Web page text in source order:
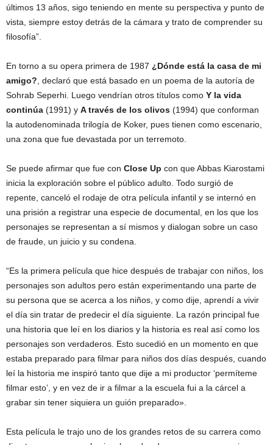
últimos 13 años, sigo teniendo en mente su perspectiva y punto de
vista, siempre estoy detrás de la cámara y trato de comprender su
filosofía”.
En torno a su opera primera de 1987 ¿Dónde está la casa de mi
amigo?, declaró que está basado en un poema de la autoría de
Sohrab Seperhi. Luego vendrían otros títulos como Y la vida
continúa (1991) y A través de los olivos (1994) que conforman
la autodenominada trilogía de Koker, pues tienen como escenario,
una zona que fue devastada por un terremoto.
Se puede afirmar que fue con Close Up con que Abbas Kiarostami
inicia la exploración sobre el público adulto. Todo surgió de
repente, canceló el rodaje de otra película infantil y se internó en
una prisión a registrar una especie de documental, en los que los
personajes se representan a sí mismos y dialogan sobre un caso
de fraude, un juicio y su condena.
“Es la primera película que hice después de trabajar con niños, los
personajes son adultos pero están experimentando una parte de
su persona que se acerca a los niños, y como dije, aprendí a vivir
el día sin tratar de predecir el día siguiente. La razón principal fue
una historia que leí en los diarios y la historia es real así como los
personajes son verdaderos. Esto sucedió en un momento en que
estaba preparado para filmar para niños dos días después, cuando
leí la historia me inspiró tanto que dije a mi productor ‘permíteme
filmar esto’, y en vez de ir a filmar a la escuela fui a la cárcel a
grabar sin tener siquiera un guión preparado».
Esta película le trajo uno de los grandes retos de su carrera como